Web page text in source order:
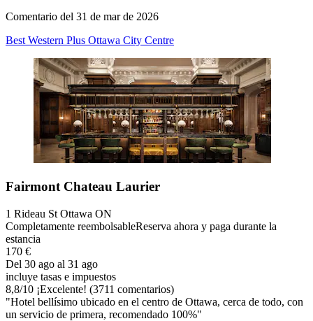
Comentario del 31 de mar de 2026
Best Western Plus Ottawa City Centre
Fairmont Chateau Laurier
1 Rideau St Ottawa ON
Completamente reembolsableReserva ahora y paga durante la
estancia
170 €
Del 30 ago al 31 ago
incluye tasas e impuestos
8,8/10 ¡Excelente! (3711 comentarios)
"Hotel bellísimo ubicado en el centro de Ottawa, cerca de todo, con
un servicio de primera, recomendado 100%"